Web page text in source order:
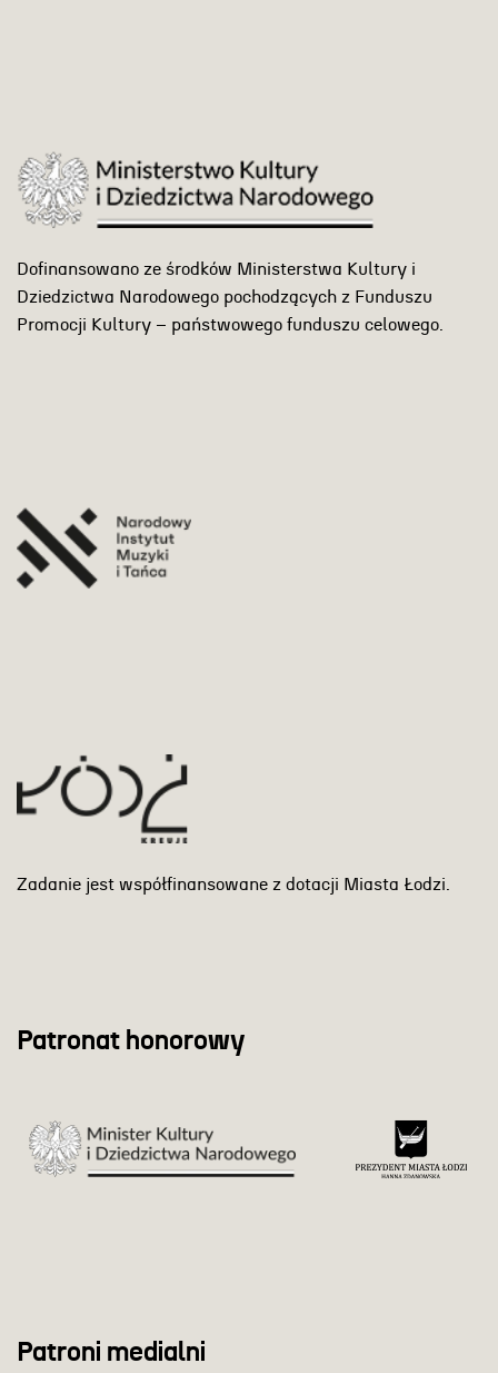
Dofinansowano ze środków Ministerstwa Kultury i
Dziedzictwa Narodowego pochodzących z Funduszu
Promocji Kultury – państwowego funduszu celowego.
Zadanie jest współfinansowane z dotacji Miasta Łodzi.
Patronat honorowy
Patroni medialni